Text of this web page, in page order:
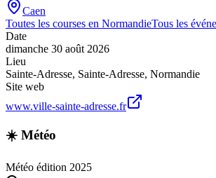
Caen
Toutes les courses en NormandieTous les
Date
dimanche 30 août 2026
Lieu
Sainte-Adresse, Sainte-Adresse, Normandie
Site web
www.ville-sainte-adresse.fr
☀️ Météo
Météo édition 2025